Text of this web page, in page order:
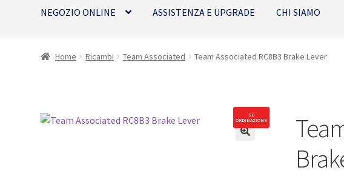
NEGOZIO ONLINE ASSISTENZA E UPGRADE CHI SIAMO
Home Ricambi Team Associated Team Associated RC8B3 Brake Lever
SU
ORDINAZIONE